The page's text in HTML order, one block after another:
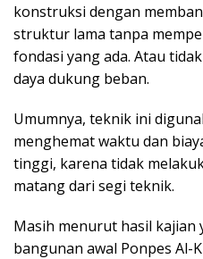
konstruksi dengan
struktur lama tanpa
fondasi yang ada. Atau
daya dukung beban.
Umumnya, teknik ini
menghemat waktu dan
tinggi, karena tidak
matang dari segi teknik.
Masih menurut hasil kajian
bangunan awal Ponpes Al-